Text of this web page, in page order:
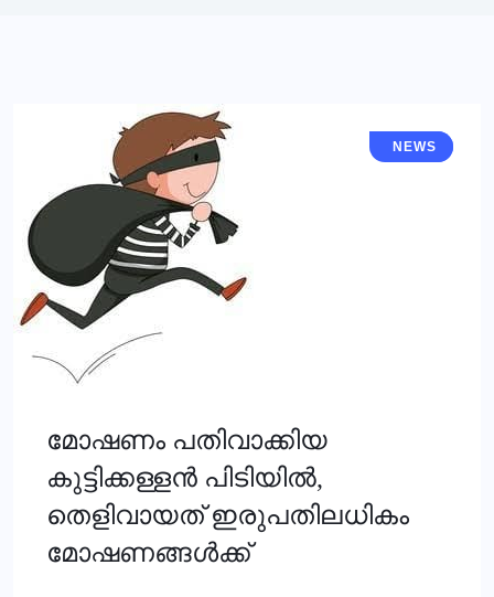
LOCAL
NEWS
മോഷണം പതിവാക്കിയ
കുട്ടിക്കള്ളന്‍ പിടിയില്‍,
തെളിവായത് ഇരുപതിലധികം
മോഷണങ്ങള്‍ക്ക്